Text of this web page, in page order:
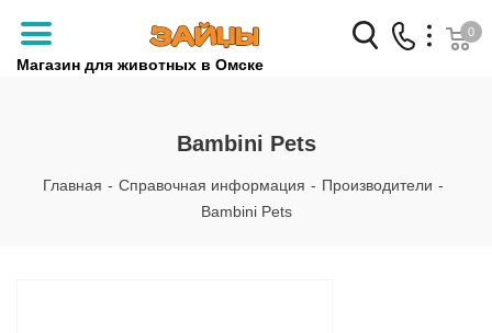
Магазин для животных в Омске
Заказать звонок
+7 (3812) 79-04-04
+7 (950) 959-88-32
0
Bambini Pets
Главная - Справочная информация - Производители -
Bambini Pets